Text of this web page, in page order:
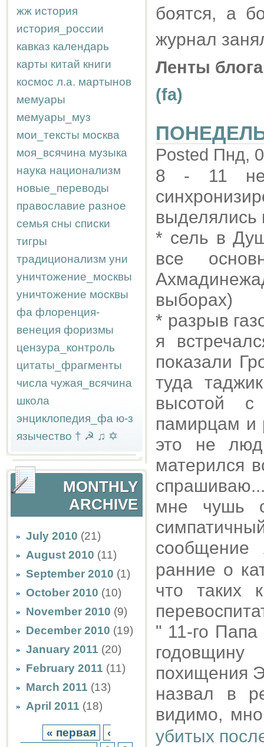
жж история
история_россии
кавказ календарь
карты китай книги
космос л.а. мартынов
мемуары
мемуары_муз
мои_тексты москва
моя_всячина музыка
наука национализм
новые_переводы
православие разное
семья сны списки
тигры
традиционализм уни
уничтожение_москвы
уничтожение москвы
фа флоренция-
венеция форизмы
цензура_контроль
цитаты_фрагменты
числа чужая_всячина
школа
энциклопедия_фа ю-з
язычество † ☭ ♫ ✡
MONTHLY
ARCHIVE
July 2010 (21)
August 2010 (11)
September 2010 (1)
October 2010 (10)
November 2010 (9)
December 2010 (19)
January 2011 (20)
February 2011 (11)
March 2011 (13)
April 2011 (18)
« первая
‹
боятся, а
журнал
Ленты
(fa)
Posted Пнд,
8 - 11
выделялись
* сель в
все
выборах)
* разрыв
я
показали
туда
высотой с
памирцам и
это не
матерился
мне чушь
ранние о
что таких
" 11-го
похищения
назвал в
видимо,
убитых